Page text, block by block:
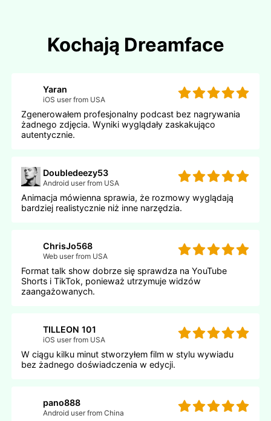
Kochają Dreamface
Yaran
iOS user from USA
Zgenerowałem profesjonalny podcast bez nagrywania
żadnego zdjęcia. Wyniki wyglądały zaskakująco
autentycznie.
Doubledeezy53
Android user from USA
Animacja mówienna sprawia, że rozmowy wyglądają
bardziej realistycznie niż inne narzędzia.
ChrisJo568
Web user from USA
Format talk show dobrze się sprawdza na YouTube
Shorts i TikTok, ponieważ utrzymuje widzów
zaangażowanych.
TILLEON 101
iOS user from USA
W ciągu kilku minut stworzyłem film w stylu wywiadu
bez żadnego doświadczenia w edycji.
pano888
Android user from China